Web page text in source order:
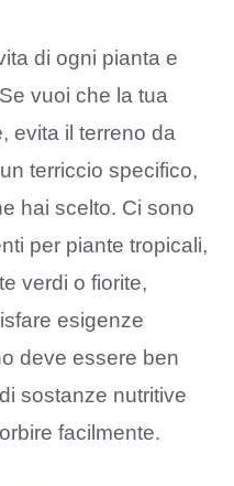
di ogni pianta e
Se vuoi che la tua
evita il terreno da
terriccio specifico,
hai scelto. Ci sono
per piante tropicali,
verdi o fiorite,
esigenze
deve essere ben
sostanze nutritive
facilmente.